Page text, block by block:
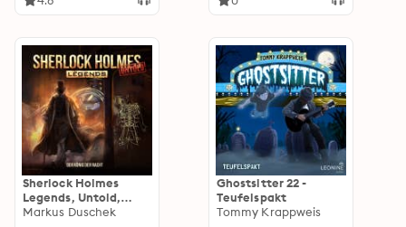
Sherlock Holmes
Legends, Untold,
Folge 15: Der König
Markus Duschek
Ghostsitter 22 -
Teufelspakt
Tommy Krappweis